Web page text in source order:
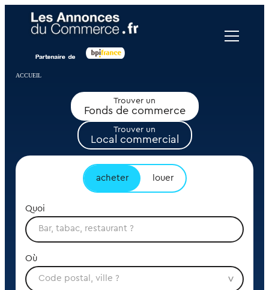
ACCUEIL
Trouver un
Fonds de commerce
Trouver un
Local commercial
acheter louer
Quoi
Où
Panneau de gestion des cookies